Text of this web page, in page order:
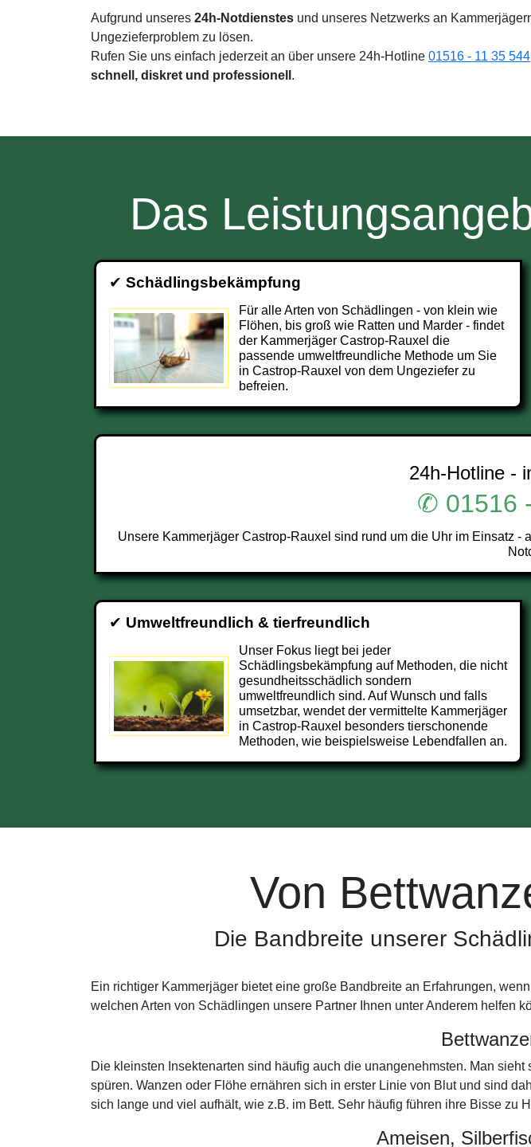
Aufgrund unseres 24h-Notdienstes und unseres Netzwerks an
Ungezieferproblem zu lösen.
Rufen Sie uns einfach jederzeit an über unsere 24h-Hotline 01516 - 11 35 544
schnell, diskret und professionell .
Das
✔ Schädlingsbekämpfung
Für alle Arten von Schädlingen - von klein wie
Flöhen, bis groß wie Ratten und Marder - findet
der Kammerjäger Castrop-Rauxel die
passende umweltfreundliche Methode um Sie
in Castrop-Rauxel von dem Ungeziefer zu
befreien.
24h-Hotline -
✆ 01516
Unsere Kammerjäger Castrop-Rauxel sind rund um die Uhr im Einsatz
✔ Umweltfreundlich & tierfreundlich
Unser Fokus liegt bei jeder
Schädlingsbekämpfung auf Methoden, die nicht
gesundheitsschädlich sondern
umweltfreundlich sind. Auf Wunsch und falls
umsetzbar, wendet der vermittelte Kammerjäger
in Castrop-Rauxel besonders tierschonende
Methoden, wie beispielsweise Lebendfallen an.
Von
Die Bandbreite unserer
Ein richtiger Kammerjäger bietet eine große Bandbreite an Erfahrungen,
welchen Arten von Schädlingen unsere Partner Ihnen unter Anderem helfen
Die kleinsten Insektenarten sind häufig auch die unangenehmsten. Man
spüren. Wanzen oder Flöhe ernähren sich in erster Linie von Blut und sind
sich lange und viel aufhält, wie z.B. im Bett. Sehr häufig führen ihre Bisse zu
Ameisen,